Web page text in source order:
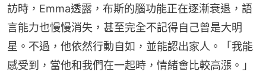
訪時，Emma透露，布斯的腦功能正在逐漸衰退，語
言能力也慢慢消失，甚至完全不記得自己曾是大明
星。不過，他依然行動自如，並能認出家人。「我能
感受到，當他和我們在一起時，情緒會比較高漲。」